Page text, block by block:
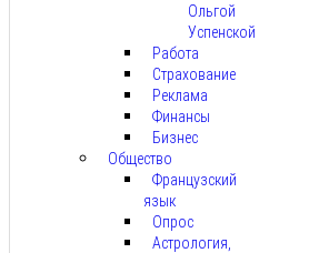
Ольгой
Успенской
Работа
Страхование
Реклама
Финансы
Бизнес
Общество
Французский
язык
Опрос
Астрология,